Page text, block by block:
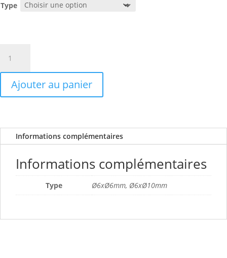
prix :
Type
Raccord
union
double
Ajouter au panier
Informations complémentaires
Informations complémentaires
Type Ø6xØ6mm, Ø6xØ10mm